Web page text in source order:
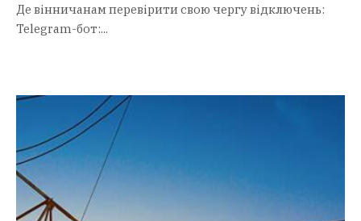
Де вінничанам перевірити свою чергу відключень:
Telegram-бот:...